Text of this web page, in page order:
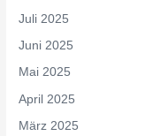
Juli 2025
Juni 2025
Mai 2025
April 2025
März 2025